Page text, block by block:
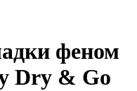
феном
Dry & Go